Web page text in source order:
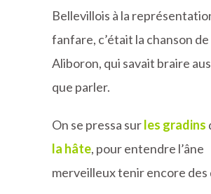
Bellevillois à la
fanfare, c’était la chanson
Aliboron, qui savait braire
que parler.
On se pressa surles gradins
la hâte, pour entendre l’âne
merveilleux tenir encore des